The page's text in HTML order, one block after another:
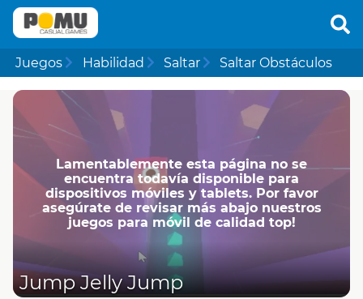
Juegos Habilidad Saltar Saltar Obstáculos
Lamentablemente esta página no se
encuentra todavía disponible para
dispositivos móviles y tablets. Por favor
asegúrate de revisar más abajo nuestros
juegos para móvil de calidad top!
Jump Jelly Jump